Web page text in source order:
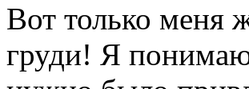
Вот только меня
груди! Я